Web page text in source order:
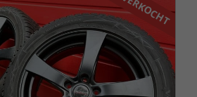
VERKOCHT
VERKOCHT